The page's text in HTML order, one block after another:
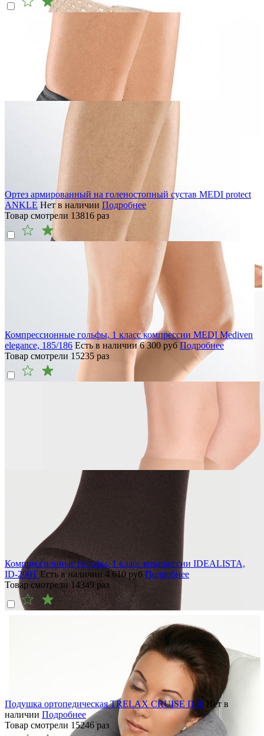
Ортез армированный на голеностопный сустав MEDI protect
ANKLE Нет в наличии Подробнее
Товар смотрели 13816 раз
Компрессионные гольфы, 1 класс компрессии MEDI Mediven
elegance, 185/186 Есть в наличии 6 300 руб Подробнее
Товар смотрели 15235 раз
Компрессионные гольфы, 1 класс компрессии IDEALISTA,
ID-200TЕсть в наличии 4 610руб Подробнее
Товар смотрели14349 раз
Подушка ортопедическая TRELAX CRUISE П36 Нет в
наличии Подробнее
Товар смотрели 15246 раз